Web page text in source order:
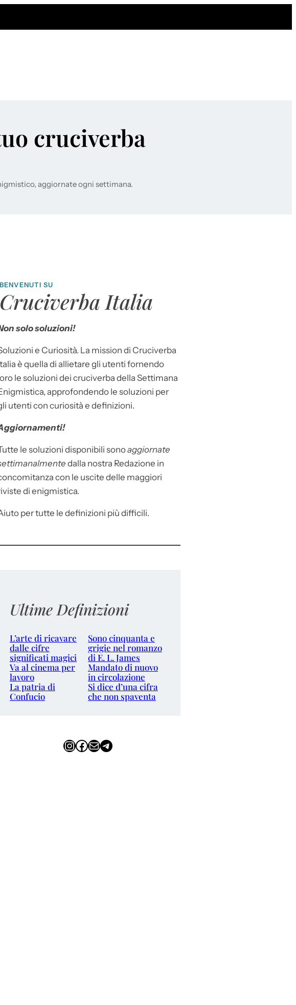
cruciverba
aggiornate ogni settimana.
BENVENUTI SU
Cruciverba Italia
solo soluzioni!
e Curiosità. La mission di Cruciverba
è quella di allietare gli utenti fornendo
le soluzioni dei cruciverba della Settimana
approfondendo le soluzioni per
utenti con curiosità e definizioni.
le soluzioni disponibili sonoaggiornate
dalla nostra Redazione in
con le uscite delle maggiori
di enigmistica.
per tutte le definizioni più difficili.
Ultime Definizioni
L’arte di ricavare
dalle cifre
significati magici
Sono cinquanta e
grigie nel romanzo
di E. L. James
Va al cinema per
lavoro
Mandato di nuovo
in circolazione
La patria di
Confucio
Si dice d’una cifra
che non spaventa
InstagramFacebook Email Telegram